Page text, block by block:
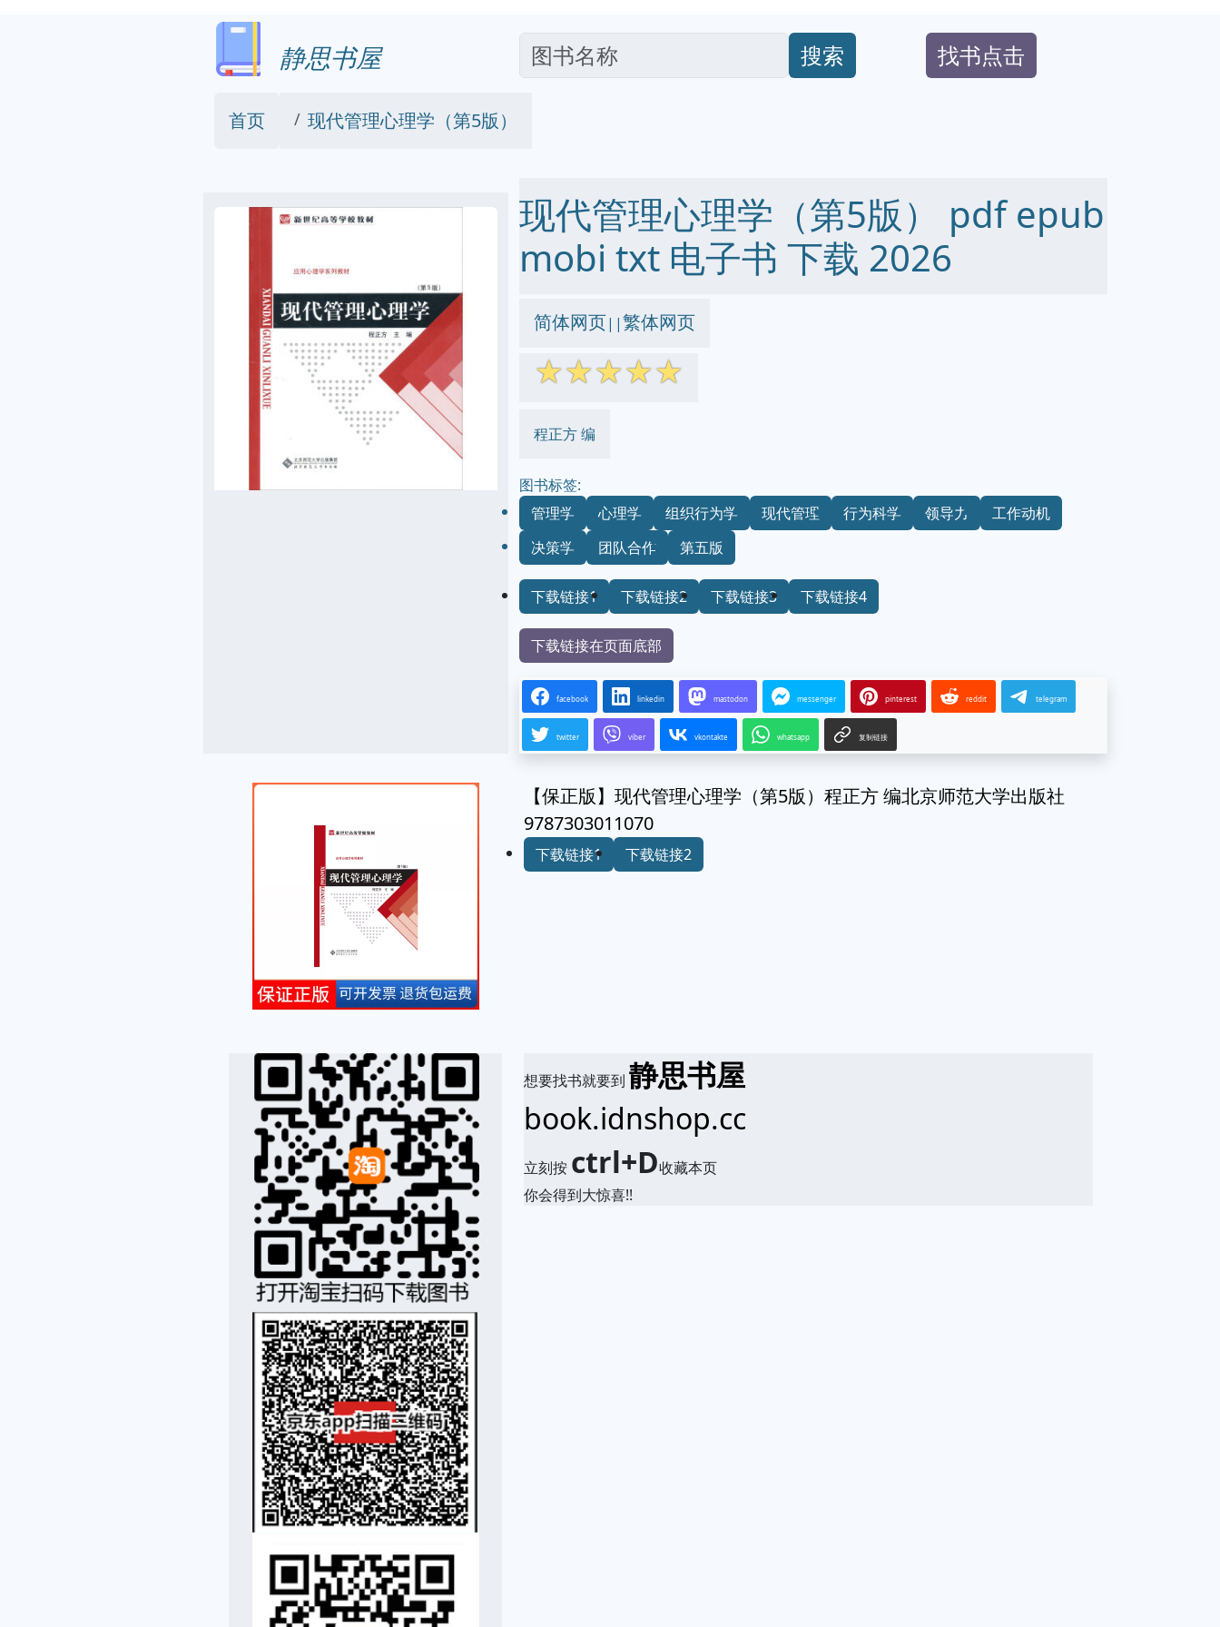
静思书屋 搜索 找书点击
首页 现代管理心理学（第5版）
现代管理心理学（第5版） pdf epub
mobi txt 电子书 下载 2026
简体网页||繁体网页
☆☆☆☆☆
程正方 编
图书标签:
管理学
心理学 组织行为学 现代管理 行为科学 领导力
工作动机
决策学
团队合作 第五版
下载链接1 下载链接2 下载链接3 下载链接4
下载链接在页面底部
facebook linkedin mastodon messenger pinterest reddit telegram
twitter viber vkontakte whatsapp 复制链接
【保正版】现代管理心理学（第5版）程正方 编北京师范大学出版社
9787303011070
下载链接1 下载链接2
想要找书就要到静思书屋
book.idnshop.cc
立刻按 ctrl+D收藏本页
你会得到大惊喜!!